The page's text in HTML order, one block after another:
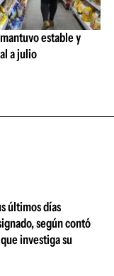
estable y
a julio
últimos días
según contó
investiga su